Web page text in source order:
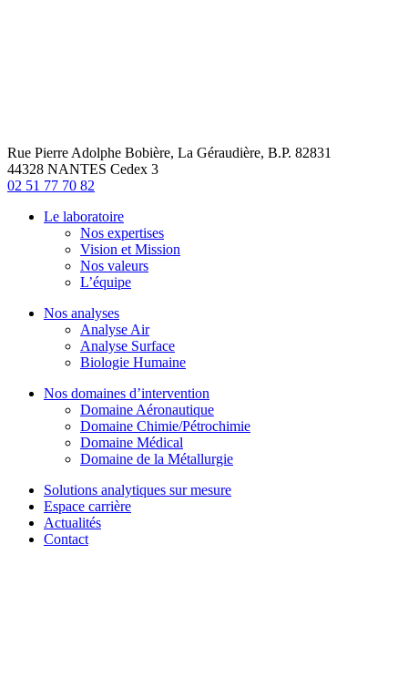
Rue Pierre Adolphe Bobière, La Géraudière, B.P. 82831
44328 NANTES Cedex 3
02 51 77 70 82
Le laboratoire
Nos expertises
Vision et Mission
Nos valeurs
L’équipe
Nos analyses
Analyse Air
Analyse Surface
Biologie Humaine
Nos domaines d’intervention
Domaine Aéronautique
Domaine Chimie/Pétrochimie
Domaine Médical
Domaine de la Métallurgie
Solutions analytiques sur mesure
Espace carrière
Actualités
Contact